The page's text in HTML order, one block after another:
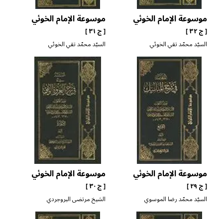
موسوعة الإمام الخوئي
[ ج ٣٢ ]
السيّد محمّد تقي الخوئي
موسوعة الإمام الخوئي
[ ج ٣١ ]
السيّد محمّد تقي الخوئي
موسوعة الإمام الخوئي
[ ج ٢٩ ]
السيّد محمّد رضا الموسوي
موسوعة الإمام الخوئي
[ ج ٣٠ ]
الشيخ مرتضى البروجردي